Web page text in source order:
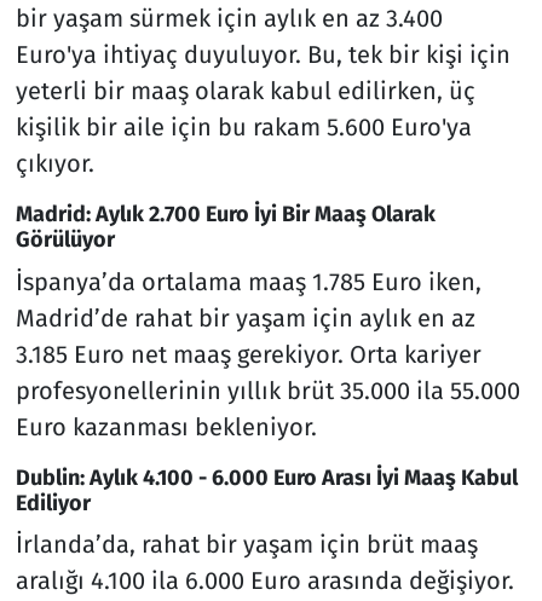
bir yaşam sürmek için aylık en az 3.400
Euro'ya ihtiyaç duyuluyor. Bu, tek bir kişi için
yeterli bir maaş olarak kabul edilirken, üç
kişilik bir aile için bu rakam 5.600 Euro'ya
çıkıyor.
Madrid: Aylık 2.700 Euro İyi Bir Maaş Olarak
Görülüyor
İspanya’da ortalama maaş 1.785 Euro iken,
Madrid’de rahat bir yaşam için aylık en az
3.185 Euro net maaş gerekiyor. Orta kariyer
profesyonellerinin yıllık brüt 35.000 ila 55.000
Euro kazanması bekleniyor.
Dublin: Aylık 4.100 - 6.000 Euro Arası İyi Maaş Kabul
Ediliyor
İrlanda’da, rahat bir yaşam için brüt maaş
aralığı 4.100 ila 6.000 Euro arasında değişiyor.